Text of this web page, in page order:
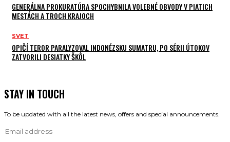
GENERÁLNA PROKURATÚRA SPOCHYBNILA VOLEBNÉ OBVODY V PIATICH
MESTÁCH A TROCH KRAJOCH
SVET
OPIČÍ TEROR PARALYZOVAL INDONÉZSKU SUMATRU, PO SÉRII ÚTOKOV
ZATVORILI DESIATKY ŠKÔL
STAY IN TOUCH
To be updated with all the latest news, offers and special announcements.